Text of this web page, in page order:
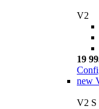
V2
19
new
V2 S